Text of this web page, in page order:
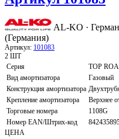
AL-KO ·
(Германия)
Артикул: 101083
2 ШТ
Серия
TOP
Вид амортизатора
Газовый
Конструкция амортизатора
Крепление амортизатора
Верхнее
Торговые номера
1108G
Номер EAN/Штрих-код
ЦЕНА